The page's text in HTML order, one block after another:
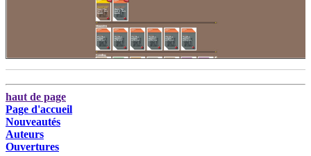
haut de page
Page d'accueil
Nouveautés
Auteurs
Ouvertures